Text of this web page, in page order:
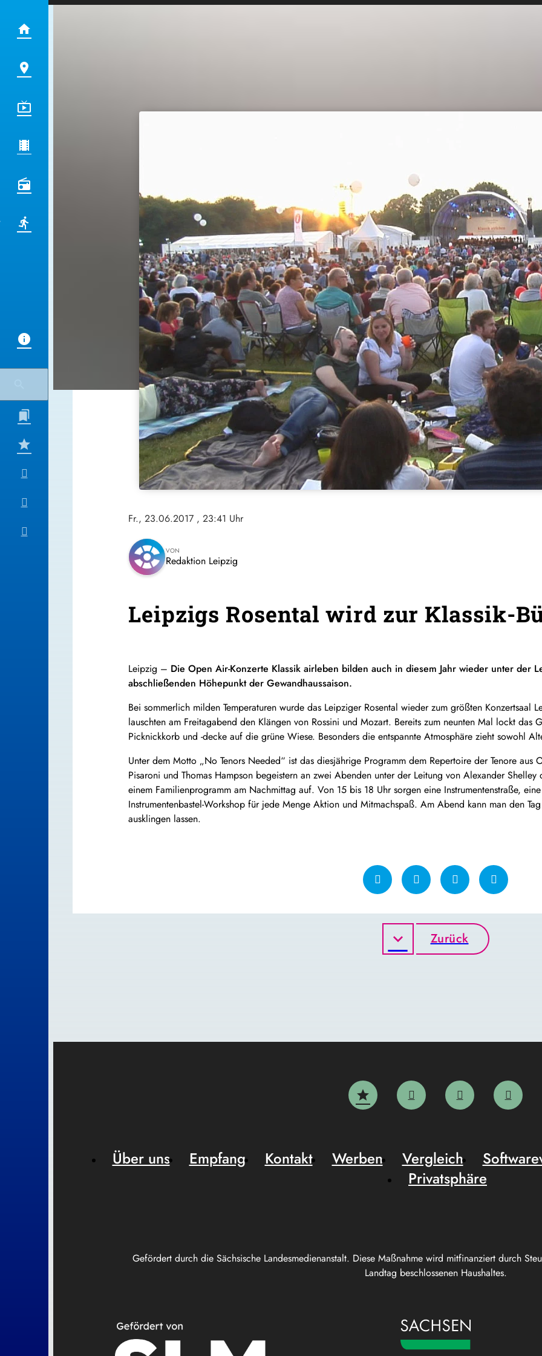
Fr., 23.06.2017 , 23:41 Uhr
VON
Redaktion Leipzig
Leipzigs Rosental wird zur Klassik-
Leipzig – Die Open Air-Konzerte Klassik airleben bilden auch in diesem Jahr wieder unter der
abschließenden Höhepunkt der Gewandhaussaison.
Bei sommerlich milden Temperaturen wurde das Leipziger Rosental wieder zum größten Konzertsaal
lauschten am Freitagabend den Klängen von Rossini und Mozart. Bereits zum neunten Mal lockt das
Picknickkorb und -decke auf die grüne Wiese. Besonders die entspannte Atmosphäre zieht sowohl
Unter dem Motto „No Tenors Needed“ ist das diesjährige Programm dem Repertoire der Tenore aus
Pisaroni und Thomas Hampson begeistern an zwei Abenden unter der Leitung von Alexander
einem Familienprogramm am Nachmittag auf. Von 15 bis 18 Uhr sorgen eine Instrumentenstraße,
Instrumentenbastel-Workshop für jede Menge Aktion und Mitmachspaß. Am Abend kann man den
ausklingen lassen.
Zurück
Gefördert durch die Sächsische Landesmedienanstalt. Diese Maßnahme wird mitfinanziert durch
Landtag beschlossenen Haushaltes.
Über uns Empfang Kontakt Werben Vergleich
Privatsphäre